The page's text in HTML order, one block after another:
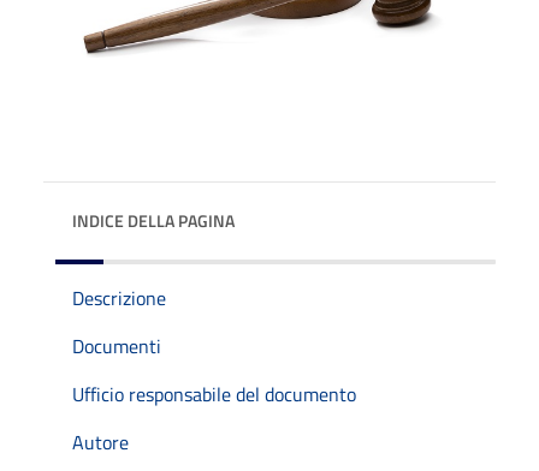
INDICE DELLA PAGINA
Descrizione
Documenti
Ufficio responsabile del documento
Autore